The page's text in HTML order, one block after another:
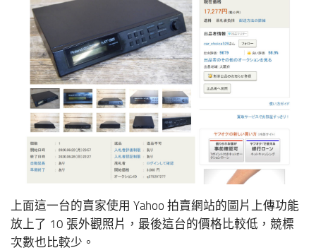
上面這一台的賣家使用 Yahoo 拍賣網站的圖片上傳功能
放上了 10 張外觀照片，最後這台的價格比較低，競標
次數也比較少。